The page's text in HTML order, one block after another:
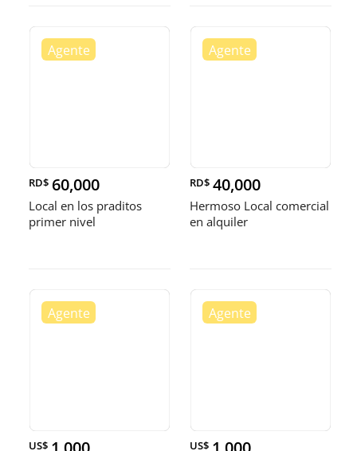
RD$ 60,000
Local en los praditos
primer nivel
RD$ 40,000
Hermoso Local comercial
en alquiler
US$ US$